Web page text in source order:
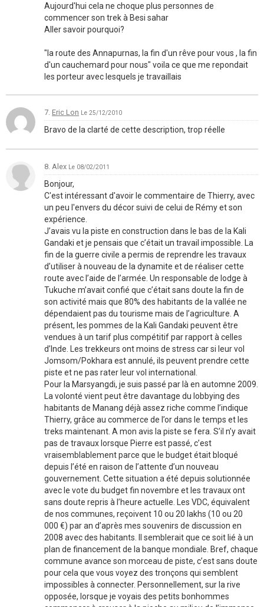
Aujourd'hui cela ne choque plus personnes de
commencer son trek à Besi sahar
Aller savoir pourquoi?
"la route des Annapurnas, la fin d'un rêve pour vous , la fin
d'un cauchemard pour nous" voila ce que me repondait
les porteur avec lesquels je travaillais
7. Eric Lon Le 25/12/2010
Bravo de la clarté de cette description, trop réelle
8. Alex Le 08/02/2011
Bonjour,
C'est intéressant d'avoir le commentaire de Thierry, avec
un peu l'envers du décor suivi de celui de Rémy et son
expérience.
J’avais vu la piste en construction dans le bas de la Kali
Gandaki et je pensais que c’était un travail impossible. La
fin de la guerre civile a permis de reprendre les travaux
d’utiliser à nouveau de la dynamite et de réaliser cette
route avec l’aide de l’armée. Un responsable de lodge à
Tukuche m’avait confié que c’était sans doute la fin de
son activité mais que 80% des habitants de la vallée ne
dépendaient pas du tourisme mais de l’agriculture. A
présent, les pommes de la Kali Gandaki peuvent être
vendues à un tarif plus compétitif par rapport à celles
d’Inde. Les trekkeurs ont moins de stress car si leur vol
Jomsom/Pokhara est annulé, ils peuvent prendre cette
piste et ne pas rater leur vol international.
Pour la Marsyangdi, je suis passé par là en automne 2009.
La volonté vient peut être davantage du lobbying des
habitants de Manang déjà assez riche comme l’indique
Thierry, grâce au commerce de l’or dans le temps et les
treks maintenant. A mon avis la piste se fera. S’il n’y avait
pas de travaux lorsque Pierre est passé, c’est
vraisemblablement parce que le budget était bloqué
depuis l’été en raison de l’attente d’un nouveau
gouvernement. Cette situation a été depuis solutionnée
avec le vote du budget fin novembre et les travaux ont
sans doute repris à l’heure actuelle. Les VDC, équivalent
de nos communes, reçoivent 10 ou 20 lakhs (10 ou 20
000 €) par an d’après mes souvenirs de discussion en
2008 avec des habitants. Il semblerait que ce soit lié à un
plan de financement de la banque mondiale. Bref, chaque
commune avance son morceau de piste, c’est sans doute
pour cela que vous voyez des tronçons qui semblent
impossibles à connecter. Personnellement, sur la rive
opposée, lorsque je voyais des petits bonhommes